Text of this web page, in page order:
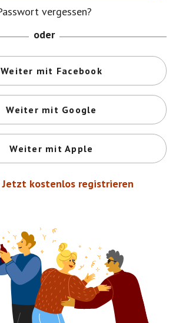
vergessen?
oder
Weiter mit Facebook
Weiter mit Google
Weiter mit Apple
Jetzt kostenlos registrieren